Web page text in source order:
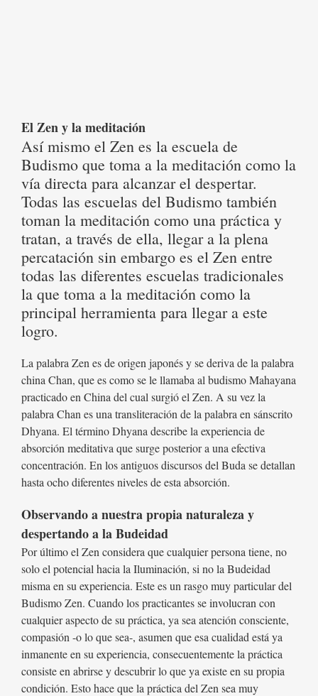
El Zen y la meditación
Así mismo el Zen es la escuela de
Budismo que toma a la meditación como la
vía directa para alcanzar el despertar.
Todas las escuelas del Budismo también
toman la meditación como una práctica y
tratan, a través de ella, llegar a la plena
percatación sin embargo es el Zen entre
todas las diferentes escuelas tradicionales
la que toma a la meditación como la
principal herramienta para llegar a este
logro.
La palabra Zen es de origen japonés y se deriva de la palabra
china Chan, que es como se le llamaba al budismo Mahayana
practicado en China del cual surgió el Zen. A su vez la
palabra Chan es una transliteración de la palabra en sánscrito
Dhyana. El término Dhyana describe la experiencia de
absorción meditativa que surge posterior a una efectiva
concentración. En los antiguos discursos del Buda se detallan
hasta ocho diferentes niveles de esta absorción.
Observando a nuestra propia naturaleza y
despertando a la Budeidad
Por último el Zen considera que cualquier persona tiene, no
solo el potencial hacia la Iluminación, si no la Budeidad
misma en su experiencia. Este es un rasgo muy particular del
Budismo Zen. Cuando los practicantes se involucran con
cualquier aspecto de su práctica, ya sea atención consciente,
compasión -o lo que sea-, asumen que esa cualidad está ya
inmanente en su experiencia, consecuentemente la práctica
consiste en abrirse y descubrir lo que ya existe en su propia
condición. Esto hace que la práctica del Zen sea muy